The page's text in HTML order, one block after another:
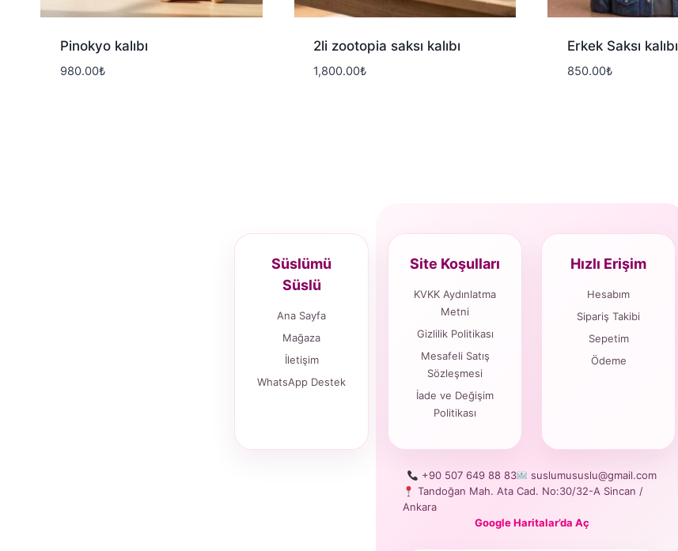
Pinokyo kalıbı
980.00₺
2li zootopia saksı kalıbı
1,800.00₺
Erkek Saksı kalıbı
850.00₺
Süslümü
Süslü
Ana Sayfa
Mağaza
İletişim
WhatsApp Destek
Site Koşulları
KVKK Aydınlatma
Metni
Gizlilik Politikası
Mesafeli Satış
Sözleşmesi
İade ve Değişim
Politikası
Hızlı Erişim
Hesabım
Sipariş Takibi
Sepetim
Ödeme
+90 507 649 88 83
suslumususlu@gmail.com
Tandoğan Mah. Ata Cad. No:30/32-A Sincan /
Ankara
Google Haritalar’da Aç